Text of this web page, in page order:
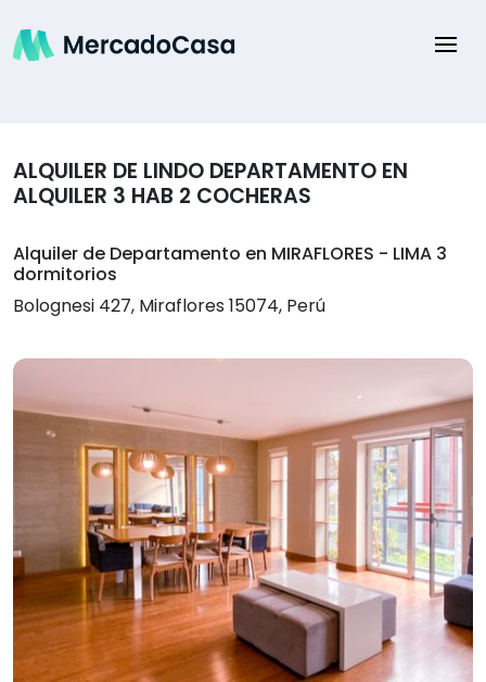
ALQUILER DE LINDO DEPARTAMENTO EN
ALQUILER 3 HAB 2 COCHERAS
Alquiler de Departamento en MIRAFLORES - LIMA 3
dormitorios
Bolognesi 427, Miraflores 15074, Perú